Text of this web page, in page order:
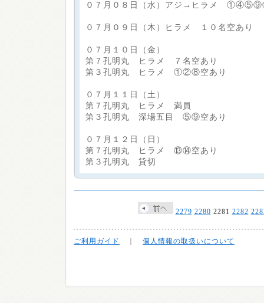
０７月０８日（水）アジ→ヒラメ
０７月０９日（木）ヒラメ １０名空あり
０７月１０日（金）
第７孔明丸 ヒラメ ７名空あり
第３孔明丸 ヒラメ ①②⑧空あり
０７月１１日（土）
第７孔明丸 ヒラメ 満員
第３孔明丸 深場五目 ⑤⑨空あり
０７月１２日（日）
第７孔明丸 ヒラメ ⑬⑭空あり
第３孔明丸 貸切
2279 2280 2281 2282
ご利用ガイド 個人情報の取扱いについて